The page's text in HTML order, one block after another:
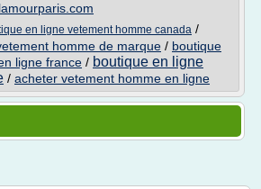
en ligne vetement homme canada /
homme de marque / boutique
ligne france / boutique en ligne
/ acheter vetement homme en ligne